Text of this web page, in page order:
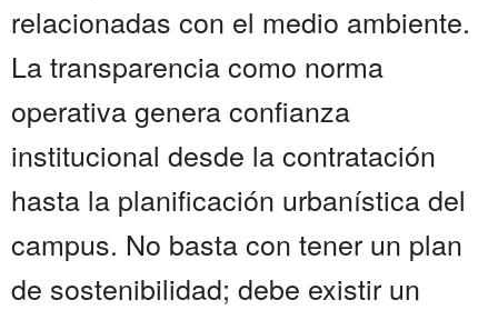
relacionadas con el medio ambiente.
La transparencia como norma
operativa genera confianza
institucional desde la contratación
hasta la planificación urbanística del
campus. No basta con tener un plan
de sostenibilidad; debe existir un